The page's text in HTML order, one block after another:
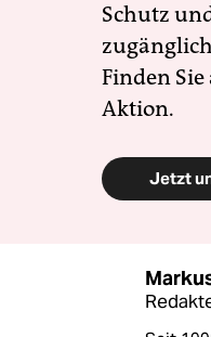
Schutz
Finden
Aktion.
Jetzt